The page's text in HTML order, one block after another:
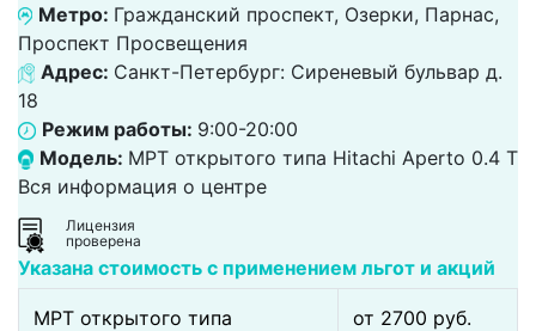
Метро: Гражданский проспект, Озерки, Парнас,
Проспект Просвещения
Адрес: Санкт-Петербург: Сиреневый бульвар д.
18
Режим работы: 9:00-20:00
Модель: МРТ открытого типа Hitachi Aperto 0.4 Т
Вся информация о центре
Лицензия
проверена
Указана стоимость с применением льгот и акций
МРТ открытого типа от 2700 pуб.